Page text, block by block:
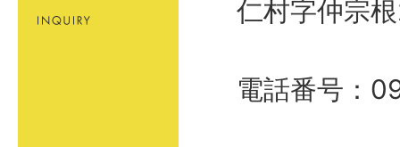
仁村字仲宗
電話番号：